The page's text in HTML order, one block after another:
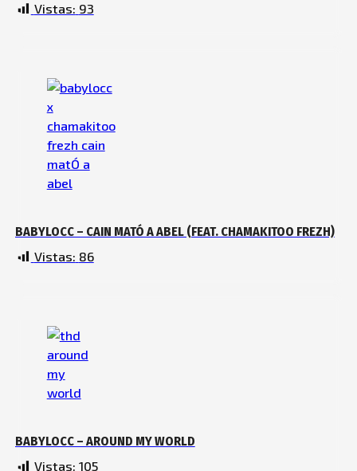
Vistas: 93
BABYLOCC – CAIN MATÓ A ABEL (FEAT. CHAMAKITOO FREZH)
Vistas: 86
BABYLOCC – AROUND MY WORLD
Vistas: 105